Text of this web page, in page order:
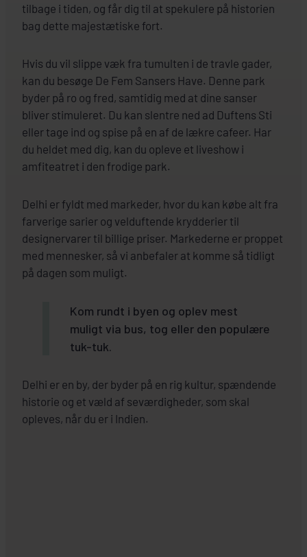
tilbage i tiden, og får dig til at spekulere på historien
bag dette majestætiske fort.
Hvis du vil slippe væk fra tumulten i de travle gader,
kan du besøge De Fem Sansers Have. Denne park
byder på ro og fred, samtidig med at dine sanser
bliver stimuleret. Du kan slentre ned ad Duftens Sti
eller tage ind og spise på en af de lækre cafeer. Har
du heldet med dig, kan du opleve et liveshow i
amfiteatret i den frodige park.
Delhi er fyldt med markeder, hvor du kan købe alt fra
farverige sarier og velduftende krydderier til
designervarer til billige priser. Markederne er proppet
med mennesker, så vi anbefaler at komme så tidligt
på dagen som muligt.
Kom rundt i byen og oplev mest
muligt via bus, tog eller den populære
tuk-tuk.
Delhi er en by, der byder på en rig kultur, spændende
historie og et væld af seværdigheder, som skal
opleves, når du er i Indien.